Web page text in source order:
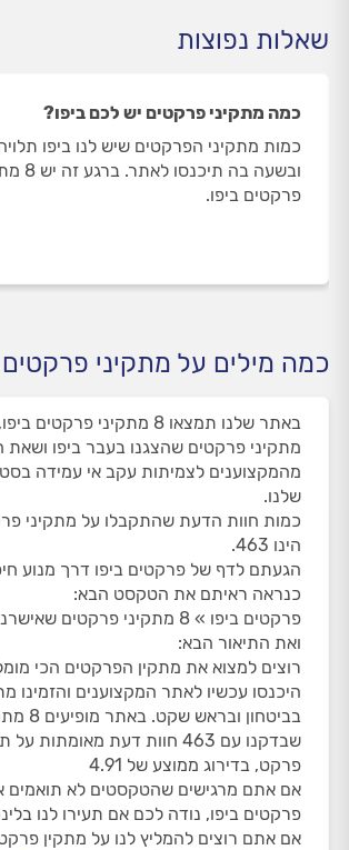
שאלות נפוצות
כמה מתקיני פרקטים יש לכם ביפו?
כמות מתקיני הפרקטים שיש לנו ביפו
ובשעה בה
פרקטים ביפו.
כמה מילים על מתקיני פרקטים
מתקיני פרקטים שהצגנו בעבר ביפו ושאת
מהמקצוענים לצמיתות עקב אי עמידה
שלנו.
כמות חוות הדעת שהתקבלו על מתקיני
הינו 463.
הגעתם לדף של פרקטים ביפו דרך מנוע
כנראה ראיתם את הטקסט הבא:
פרקטים ביפו » 8 מתקיני פרקטים שאישרנו • המקצוענים
ואת התיאור הבא:
רוצים למצוא את מתקין הפרקטים הכי
היכנסו עכשיו לאתר המקצוענים והזמינו
בביטחון
שבדקנו עם 463 חוות דעת
פרקט, בדירוג ממוצע של 4.91
אם אתם מרגישים שהטקסטים לא
פרקטים ביפו, נודה לכם אם תעירו לנו
אם אתם רוצים להמליץ לנו על מתקין